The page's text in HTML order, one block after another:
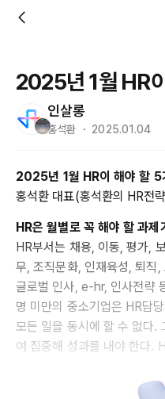
2025년 1월 HR
인살롱
홍석환 ・ 2025.01.04
2025년 1월 HR이 해야 할 5
홍석환 대표(홍석환의 HR전
HR은 월별로 꼭 해야 할 과제
HR부서는 채용, 이동, 평가,
무, 조직문화, 인재육성, 퇴직
글로벌 인사, e-hr, 인사전략
명 미만의 중소기업은 HR담
모든 일을 동시에 할 수 없다.
여 집중해 성과를 내야 한다. H